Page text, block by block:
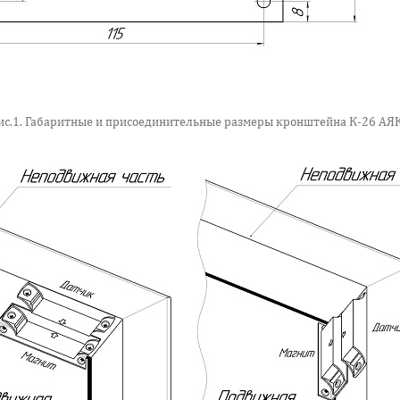
Габаритные и присоединительные размеры кронштейна К-26